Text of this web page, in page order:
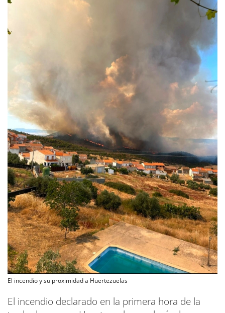
El incendio y su proximidad a Huertezuelas
El incendio declarado en la primera hora de la